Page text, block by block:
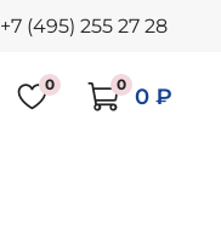
+7 (495) 255 27 28
0 0 0 ₽